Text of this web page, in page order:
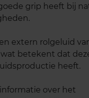
grip heeft bij
extern rolgeluid
betekent dat
heeft.
over het